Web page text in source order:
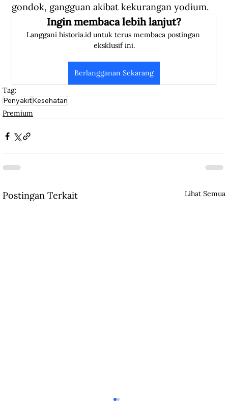
gondok, gangguan akibat kekurangan yodium.
Ingin membaca lebih lanjut?
Langgani historia.id untuk terus membaca postingan
eksklusif ini.
Berlangganan Sekarang
Tag:
PenyakitKesehatan
Premium
Postingan Terkait Lihat Semua